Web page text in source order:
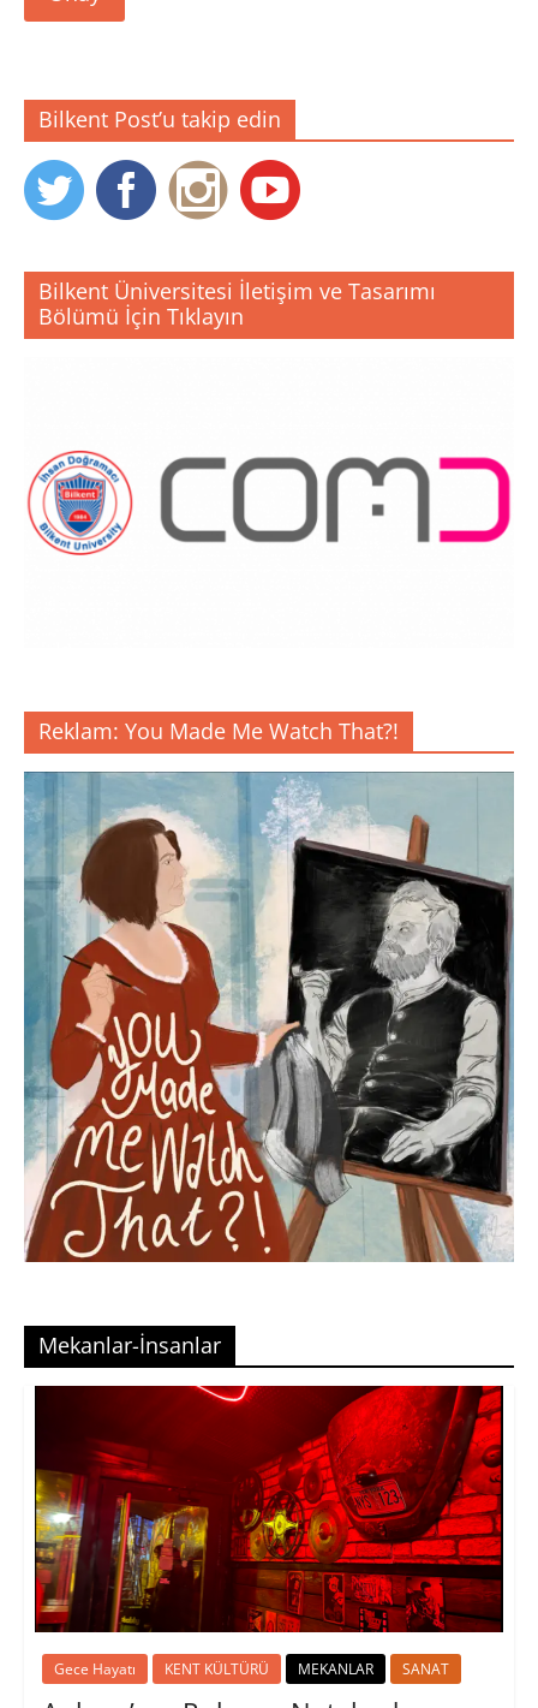
Bilkent Post’u takip edin
Bilkent Üniversitesi İletişim ve Tasarımı
Bölümü İçin Tıklayın
Reklam: You Made Me Watch That?!
Mekanlar-İnsanlar
Gece Hayatı KENT KÜLTÜRÜ MEKANLAR SANAT